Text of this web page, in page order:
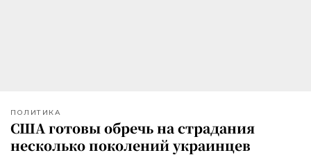
ПОЛИТИКА
США готовы обречь на страдания
несколько поколений украинцев